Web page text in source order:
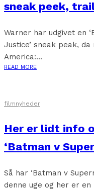
sneak peek,
Warner har udgivet en
Justice’ sneak peak,
America:...
READ MORE
filmnyheder
Her er lidt info
‘Batman v
Så har ‘Batman v
denne uge og her er en